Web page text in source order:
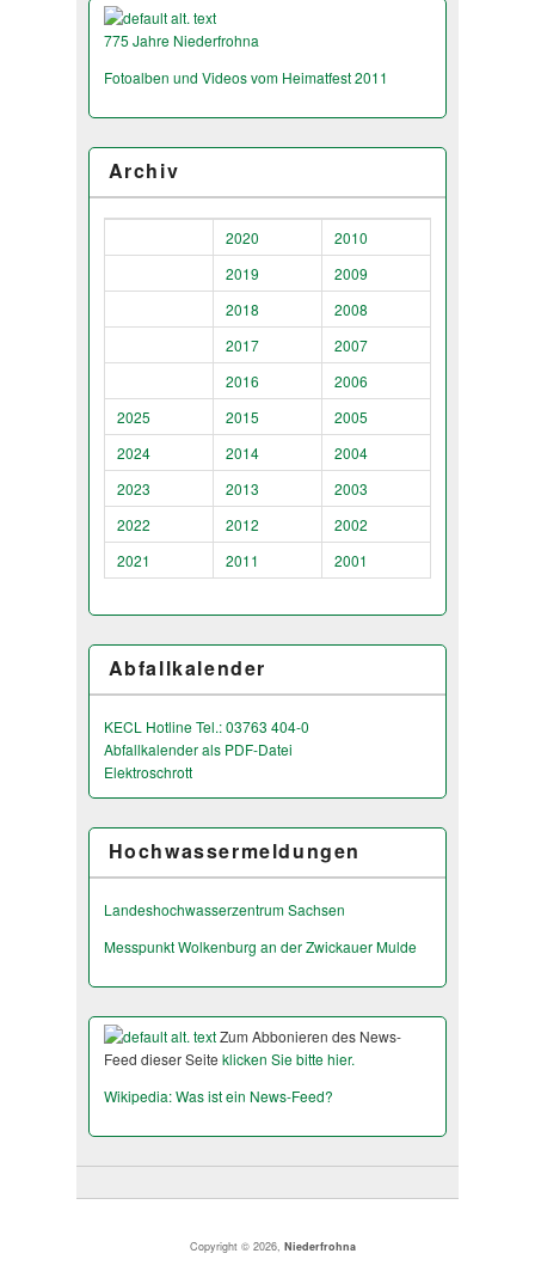
775 Jahre Niederfrohna
Fotoalben und Videos vom Heimatfest 2011
Archiv
2020
2010
2019
2009
2018
2008
2017
2007
2016
2006
2025
2015
2005
2024
2014
2004
2023
2013
2003
2022
2012
2002
2021
2011 2001
Abfallkalender
KECL Hotline Tel.: 03763 404-0
Abfallkalender als PDF-Datei
Elektroschrott
Hochwassermeldungen
Landeshochwas­serzentrum Sachsen
Messpunkt Wolkenburg an der Zwickauer Mulde
Zum Abbonieren des News-
Feed dieser Seite klicken Sie bitte hier.
Wikipedia: Was ist ein News-Feed?
Copyright © 2026,Niederfrohna